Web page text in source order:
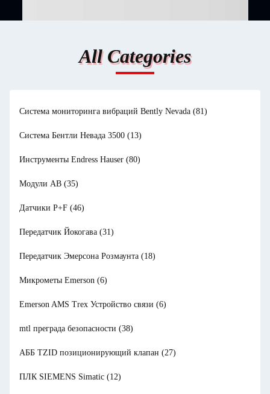
All Categories
Система мониторинга вибраций Bently Nevada (81)
Система Бентли Невада 3500 (13)
Инструменты Endress Hauser (80)
Модули AB (35)
Датчики P+F (46)
Передатчик Йокогава (31)
Передатчик Эмерсона Розмаунта (18)
Микрометы Emerson (6)
Emerson AMS Trex Устройство связи (6)
mtl преграда безопасности (38)
АББ TZID позиционирующий клапан (27)
ПЛК SIEMENS Simatic (12)